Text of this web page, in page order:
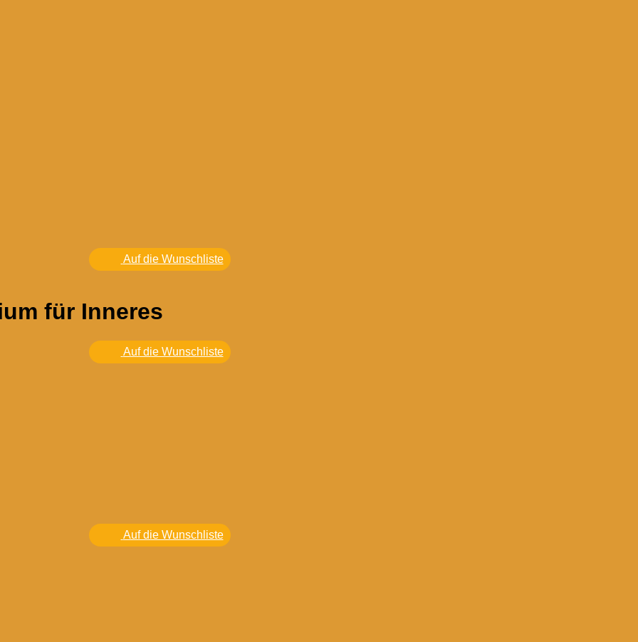
Auf die Wunschliste
für Inneres
Auf die Wunschliste
Auf die Wunschliste